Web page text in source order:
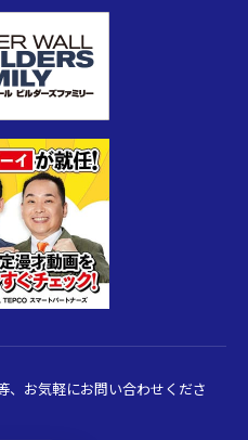
、お気軽にお問い合わせくださ